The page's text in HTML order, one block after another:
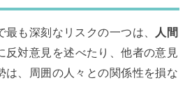
も深刻なリスクの一つは、
人間
反対意見を述べたり、他者の意見
は、周囲の人々との関係性を損な